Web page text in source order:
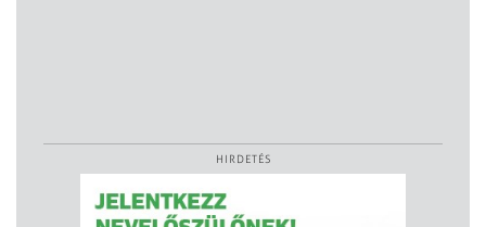
HIRDETÉS